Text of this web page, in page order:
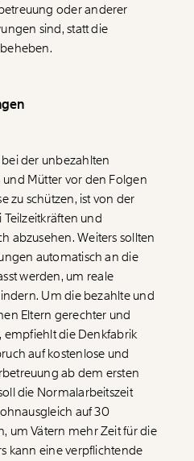
oder anderer
sind, statt die
der unbezahlten
Mütter vor den Folgen
zu schützen, ist von der
und
abzusehen. Weiters sollten
automatisch an die
werden, um reale
Um die bezahlte und
Eltern gerechter und
empfiehlt die Denkfabrik
auf kostenlose und
ab dem ersten
die Normalarbeitszeit
auf 30
um Vätern mehr Zeit für die
kann eine verpflichtende